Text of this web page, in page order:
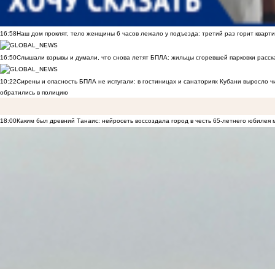
16:58Наш дом проклят, тело женщины 6 часов лежало у подъезда: третий раз горит
16:50Слышали взрывы и думали, что снова летят БПЛА: жильцы сгоревшей парковки
10:22Сирены и опасность БПЛА не испугали: в гостиницах и санаториях Кубани выросло
обратились в полицию
18:00Каким был древний Танаис: нейросеть воссоздала город в честь 65-летнего юбилея